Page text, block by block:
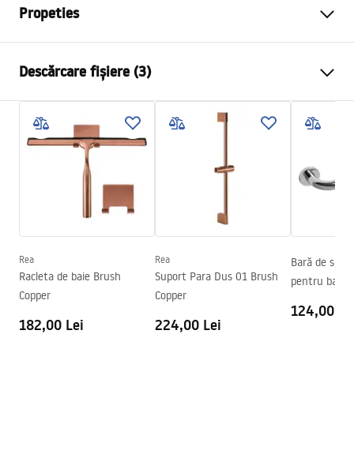
Propeties
Material
Tip baterie
Monocomandă
Metodă de montaj
Suprafaţă
Reglare înălțime
Înălțime min.
Reglare a presiunii
Sistem Anti-Calc
Da
Distanța dintre racorduri
150mm
Descărcare fișiere (3)
Informații de siguranță
Safety_Information_Shower_set.pdf
Warranty_Terms_and_Conditions_Faucets_-_5.pdf
Instrucțiuni de asamblare
Rea
Racleta de baie Brush
Copper
182,00 Lei
Rea
Suport Para Dus 01 Brush
Copper
224,00 Lei
Bară de
pentru baie
124,00